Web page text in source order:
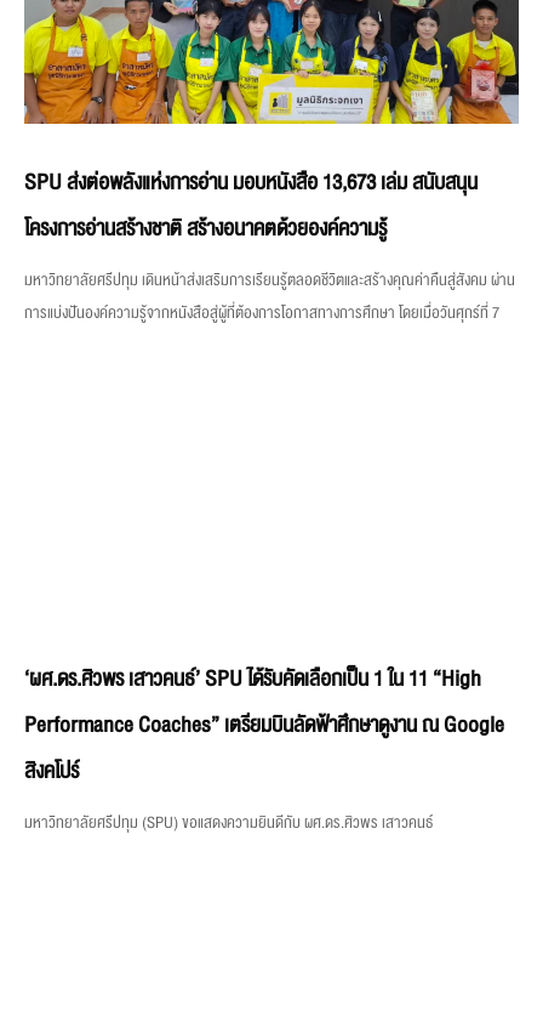
SPU ส่งต่อพลังแห่งการอ่าน มอบหนังสือ 13,673 เล่ม สนับสนุน
โครงการอ่านสร้างชาติ สร้างอนาคตด้วยองค์ความรู้
มหาวิทยาลัยศรีปทุม เดินหน้าส่งเสริมการเรียนรู้ตลอดชีวิตและสร้างคุณค่าคืนสู่สังคม ผ่าน
การแบ่งปันองค์ความรู้จากหนังสือสู่ผู้ที่ต้องการโอกาสทางการศึกษา โดยเมื่อวันศุกร์ที่ 7
‘ผศ.ดร.ศิวพร เสาวคนธ์’ SPU ได้รับคัดเลือกเป็น 1 ใน 11 “High
Performance Coaches” เตรียมบินลัดฟ้าศึกษาดูงาน ณ Google
สิงคโปร์
มหาวิทยาลัยศรีปทุม (SPU) ขอแสดงความยินดีกับ ผศ.ดร.ศิวพร เสาวคนธ์